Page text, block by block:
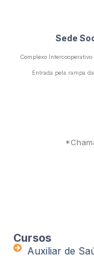
Cursos
Auxiliar de
Sede
Complexo
Entrada pela rampa da